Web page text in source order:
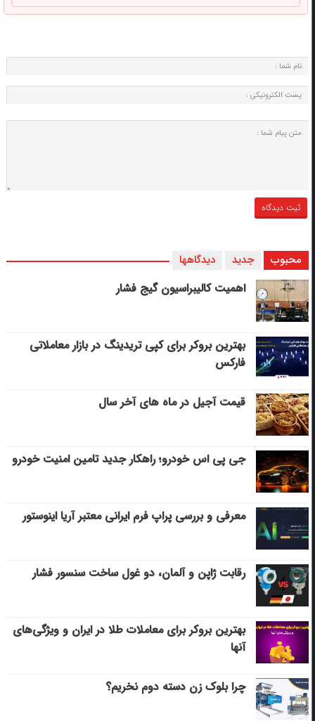
محبوب جدید دیدگاهها
اهمیت کالیبراسیون گیج فشار
بهترین بروکر برای کپی‌ تریدینگ در بازار معاملاتی
فارکس
قیمت آجیل در ماه های آخر سال
جی پی اس خودرو؛ راهکار جدید تامین امنیت خودرو
معرفی و بررسی پراپ فرم ایرانی معتبر آریا اینوستور
رقابت ژاپن و آلمان، دو غول ساخت سنسور فشار
بهترین بروکر برای معاملات طلا در ایران و ویژگی‌های
آنها
چرا بلوک زن دسته دوم نخریم؟